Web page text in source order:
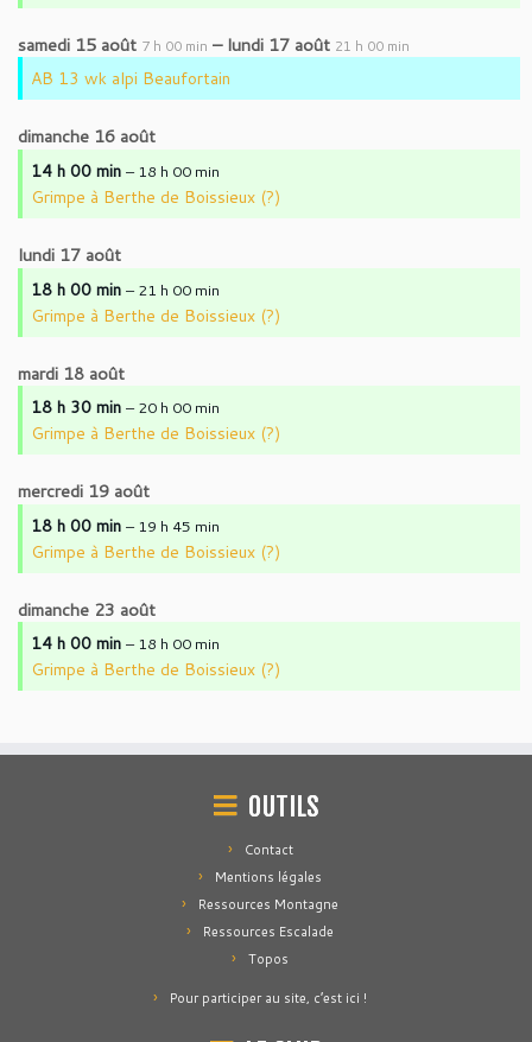
samedi 15 août 7 h 00 min –lundi 17 août 21 h 00 min
AB 13 wk alpi Beaufortain
dimanche 16 août
14 h 00 min – 18 h 00 min
Grimpe à Berthe de Boissieux (?)
lundi 17 août
18 h 00 min – 21 h 00 min
Grimpe à Berthe de Boissieux (?)
mardi 18 août
18 h 30 min – 20 h 00 min
Grimpe à Berthe de Boissieux (?)
mercredi 19 août
18 h 00 min – 19 h 45 min
Grimpe à Berthe de Boissieux (?)
dimanche 23 août
14 h 00 min – 18 h 00 min
Grimpe à Berthe de Boissieux (?)
OUTILS
Contact
Mentions légales
Ressources Montagne
Ressources Escalade
Topos
Pour participer au site, c’est ici !